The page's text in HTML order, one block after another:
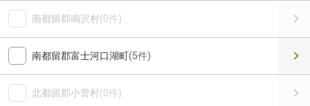
南都留郡鳴沢村(0件)
南都留郡富士河口湖町(5件)
北都留郡小菅村(0件)